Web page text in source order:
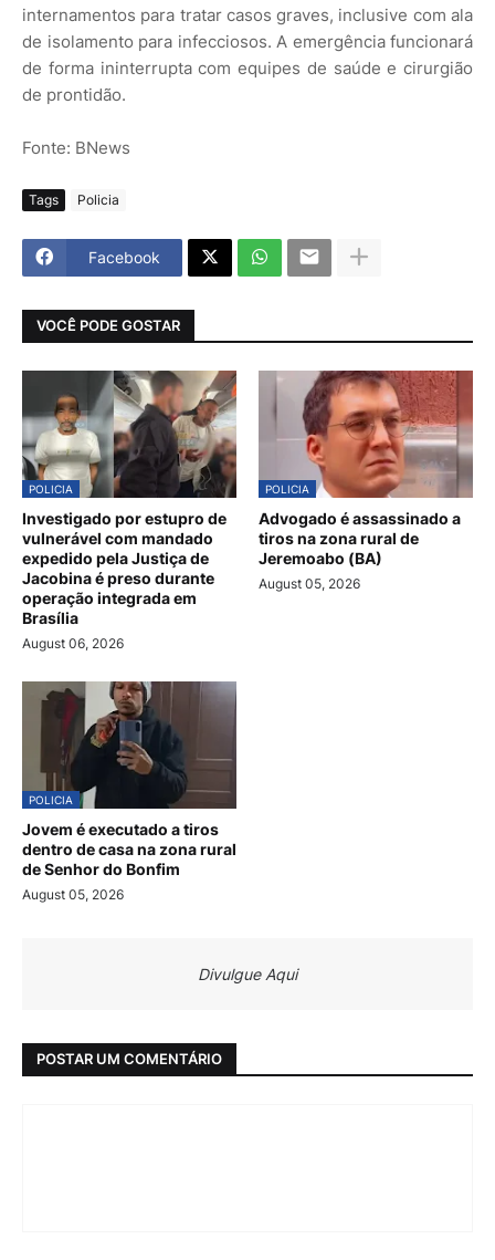
internamentos para tratar casos graves, inclusive com ala
de isolamento para infecciosos. A emergência funcionará
de forma ininterrupta com equipes de saúde e cirurgião
de prontidão.
Fonte: BNews
Tags Policia
Facebook
VOCÊ PODE GOSTAR
POLICIA
Investigado por estupro de
vulnerável com mandado
expedido pela Justiça de
Jacobina é preso durante
operação integrada em
Brasília
August 06, 2026
POLICIA
Advogado é assassinado a
tiros na zona rural de
Jeremoabo (BA)
August 05, 2026
POLICIA
Jovem é executado a tiros
dentro de casa na zona rural
de Senhor do Bonfim
August 05, 2026
Divulgue Aqui
POSTAR UM COMENTÁRIO